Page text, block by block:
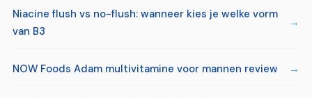
Niacine flush vs no-flush: wanneer kies je welke vorm
van B3
NOW Foods Adam multivitamine voor mannen review